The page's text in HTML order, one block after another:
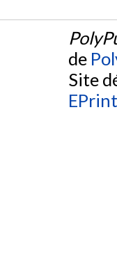
de
Site